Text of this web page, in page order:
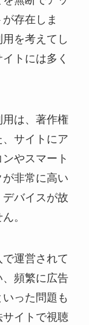
存在しま
を考えてし
トには多く
用は、著作権
サイトにア
やスマート
非常に高い
バイスが故
。
運営されて
頻繁に広告
った問題も
イトで視聴